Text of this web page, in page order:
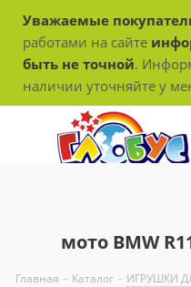
Уважаемые
работами на сайте
быть не точной.
наличии уточняйте у
мото BMW
Главная - Каталог - ИГРУШКИ